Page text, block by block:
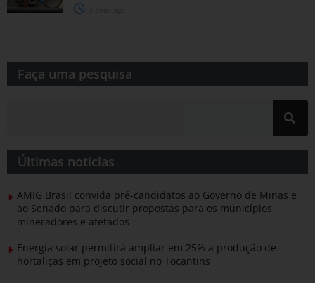
Faça uma pesquisa​​
Últimas notícias
AMIG Brasil convida pré-candidatos ao Governo de Minas e
ao Senado para discutir propostas para os municípios
mineradores e afetados
Energia solar permitirá ampliar em 25% a produção de
hortaliças em projeto social no Tocantins